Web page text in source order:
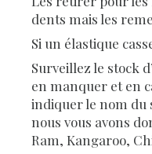
dents mais les
Si un élastique
Surveillez le stock
en manquer et en
indiquer le nom du
nous vous avons
Ram, Kangaroo,